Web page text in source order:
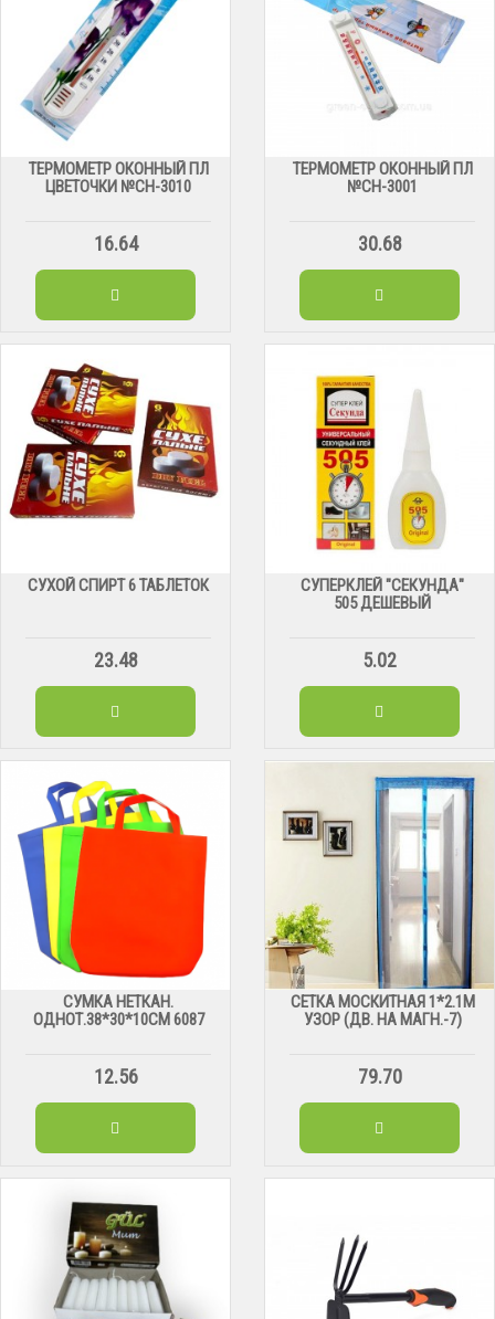
ТЕРМОМЕТР ОКОННЫЙ ПЛ
ЦВЕТОЧКИ №СН-3010
16.64
ТЕРМОМЕТР ОКОННЫЙ ПЛ
№СН-3001
30.68
СУХОЙ СПИРТ 6 ТАБЛЕТОК
23.48
СУПЕРКЛЕЙ "СЕКУНДА"
505 ДЕШЕВЫЙ
5.02
СУМКА НЕТКАН.
ОДНОТ.38*30*10СМ 6087
12.56
СЕТКА МОСКИТНАЯ 1*2.1М
УЗОР (ДВ. НА МАГН.-7)
79.70